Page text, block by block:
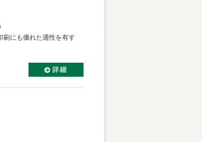
刷にも優れた適性を有す